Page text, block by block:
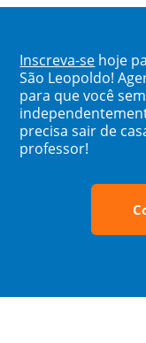
Inscreva-se hoje
São Leopoldo!
para que você
precisa sair de
professor!